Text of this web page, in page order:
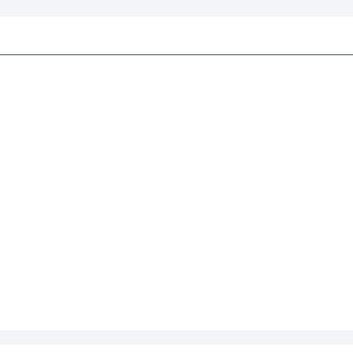
trang sức, thủy tinh, đồng hồ, răng giả, trái cây và rau quả,
có mỏ, bộ máy thí nghiệm khác…
kim nha khoa, máy khoan nha khoa, răng giả, các loại nẹp,
bộ phận động cơ, kim phun, xi lanh khí, khuôn bảng PCB, phần